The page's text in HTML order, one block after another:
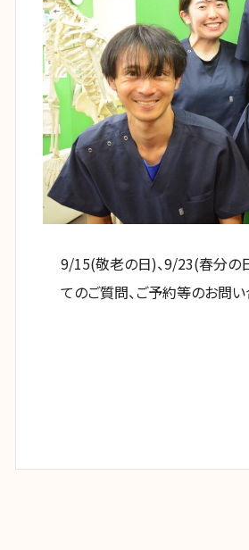
9/15(敬老の日)、9/23(春分
てのご質問、ご予約等のお問